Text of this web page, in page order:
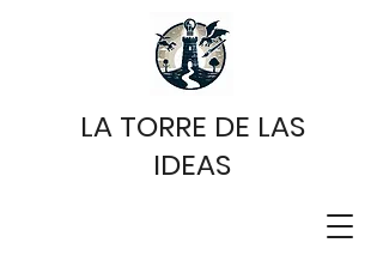
LA TORRE DE LAS
IDEAS